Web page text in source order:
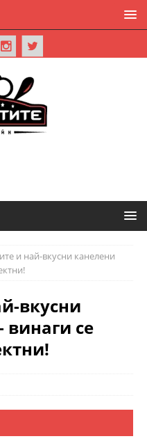
и най-вкусни канелени
вкусни
винаги се